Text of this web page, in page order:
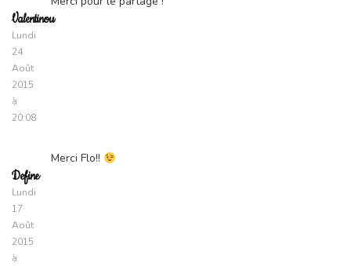
Valentinou
Lundi
24
Août
2015
à
20:08
Define
Lundi
17
Août
2015
à
Merci Flo!!